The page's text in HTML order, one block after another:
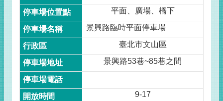
平面、廣場、橋下
景興路臨時平面停車場
臺北市文山區
景興路53巷~85巷之間
9-17